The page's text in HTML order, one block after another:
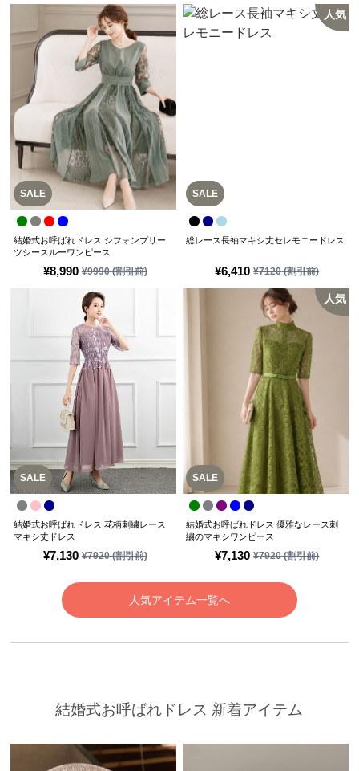
SALE
¥8,990 ¥9990(割引前)
結婚式お呼ばれドレス シフォンプリー
ツシースルーワンピース
SALE
人気
¥6,410 ¥7120(割引前)
総レース長袖マキシ丈セレモニードレス
SALE
¥7,130 ¥7920(割引前)
結婚式お呼ばれドレス 花柄刺繍レース
マキシ丈ドレス
SALE
人気
¥7,130 ¥7920(割引前)
結婚式お呼ばれドレス 優雅なレース刺
繍のマキシワンピース
人気アイテム一覧へ
結婚式お呼ばれドレス 新着アイテム